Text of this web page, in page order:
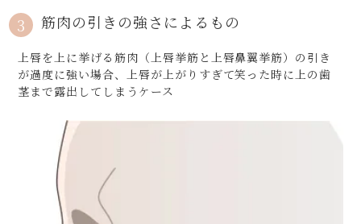
3 筋肉の引きの強さによるもの
上唇を上に挙げる筋肉（上唇挙筋と上唇鼻翼挙筋）の引き
が過度に強い場合、上唇が上がりすぎて笑った時に上の歯
茎まで露出してしまうケース